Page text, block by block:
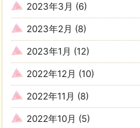
2023年3月 (6)
2023年2月 (8)
2023年1月 (12)
2022年12月 (10)
2022年11月 (8)
2022年10月 (5)